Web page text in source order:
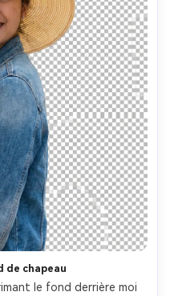
de chapeau
le fond derrière moi